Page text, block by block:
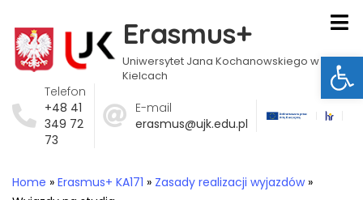
Erasmus+
Uniwersytet Jana Kochanowskiego w
Kielcach
Telefon
+48 41
349 72
73
E-mail
erasmus@ujk.edu.pl
Home » Erasmus+ KA171 » Zasady realizacji wyjazdów»